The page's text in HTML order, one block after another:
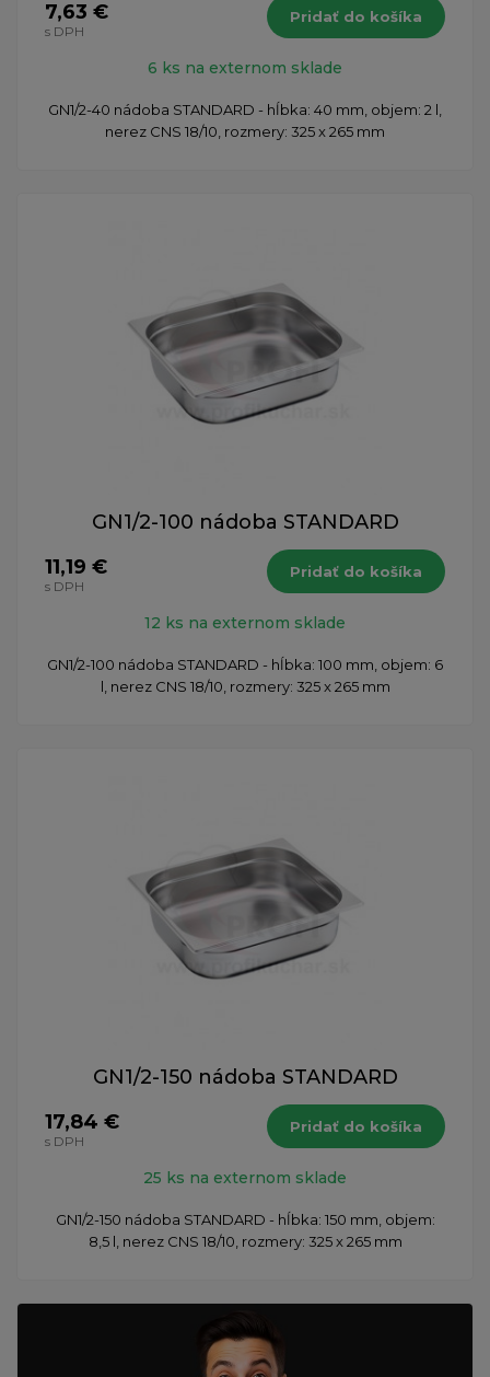
7,63 €
s DPH
Pridať do košíka
6 ks na externom sklade
GN1/2-40 nádoba STANDARD - hĺbka: 40 mm, objem: 2 l,
nerez CNS 18/10, rozmery: 325 x 265 mm
GN1/2-100 nádoba STANDARD
11,19 €
s DPH
Pridať do košíka
12 ks na externom sklade
GN1/2-100 nádoba STANDARD - hĺbka: 100 mm, objem: 6
l, nerez CNS 18/10, rozmery: 325 x 265 mm
GN1/2-150 nádoba STANDARD
17,84 €
s DPH
Pridať do košíka
25 ks na externom sklade
GN1/2-150 nádoba STANDARD - hĺbka: 150 mm, objem:
8,5 l, nerez CNS 18/10, rozmery: 325 x 265 mm